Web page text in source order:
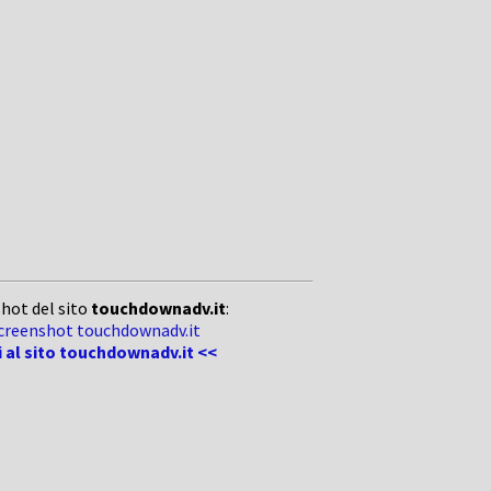
del sito touchdownadv.it:
al sito touchdownadv.it <<